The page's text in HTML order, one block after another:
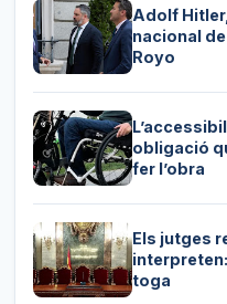
Adolf
nacional
Royo
obligació
fer l’obra
Els jutges
toga